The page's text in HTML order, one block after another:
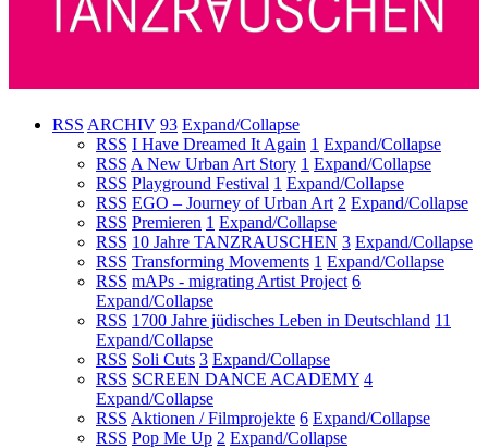
RSS ARCHIV 93 Expand/Collapse
RSS I Have Dreamed It Again 1 Expand/Collapse
RSS A New Urban Art Story 1 Expand/Collapse
RSS Playground Festival 1 Expand/Collapse
RSS EGO – Journey of Urban Art 2 Expand/Collapse
RSS Premieren 1 Expand/Collapse
RSS 10 Jahre TANZRAUSCHEN 3 Expand/Collapse
RSS Transforming Movements 1 Expand/Collapse
RSS mAPs - migrating Artist Project 6
Expand/Collapse
RSS 1700 Jahre jüdisches Leben in Deutschland 11
Expand/Collapse
RSS Soli Cuts 3 Expand/Collapse
RSS SCREEN DANCE ACADEMY 4
Expand/Collapse
RSS Aktionen / Filmprojekte 6 Expand/Collapse
RSS Pop Me Up 2 Expand/Collapse